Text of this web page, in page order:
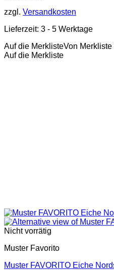
zzgl. Versandkosten
Lieferzeit: 3 - 5 Werktage
Auf die MerklisteVon Merkliste
Auf die Merkliste
Nicht vorrätig
Muster Favorito
Muster FAVORITO Eiche